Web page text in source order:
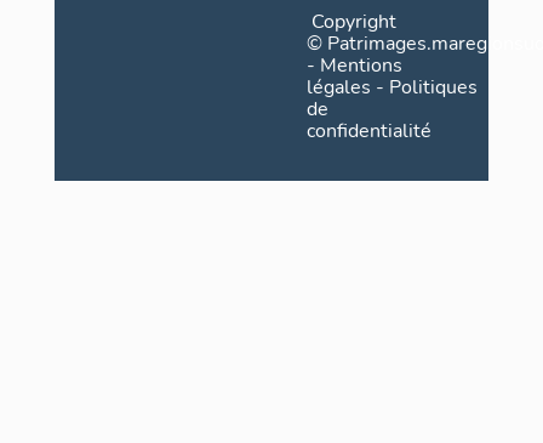
Copyright
©
- Mentions
légales - Politiques
de
confidentialité